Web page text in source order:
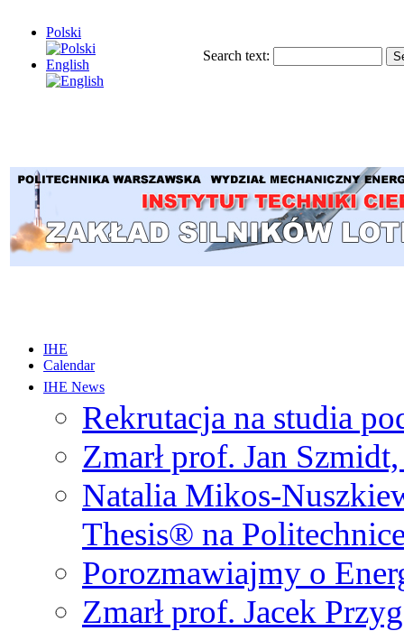
Polski
English
Search text:
IHE
Calendar
IHE News
Rekrutacja na studia
Zmarł prof. Jan
Natalia Mikos-
Thesis® na
Porozmawiajmy o
Zmarł prof. Jacek